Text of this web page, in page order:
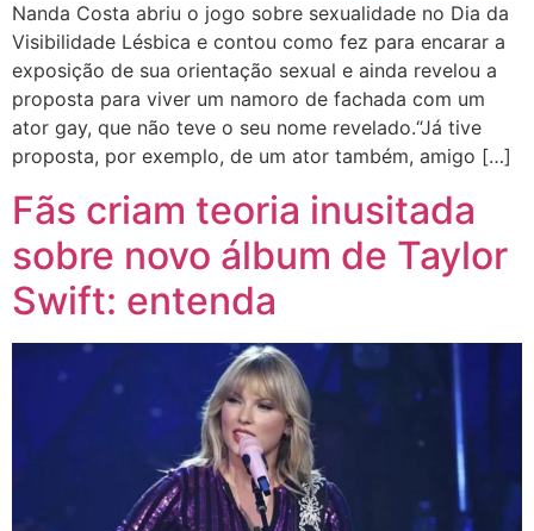
Nanda Costa abriu o jogo sobre sexualidade no Dia da
Visibilidade Lésbica e contou como fez para encarar a
exposição de sua orientação sexual e ainda revelou a
proposta para viver um namoro de fachada com um
ator gay, que não teve o seu nome revelado.“Já tive
proposta, por exemplo, de um ator também, amigo […]
Fãs criam teoria inusitada
sobre novo álbum de Taylor
Swift: entenda